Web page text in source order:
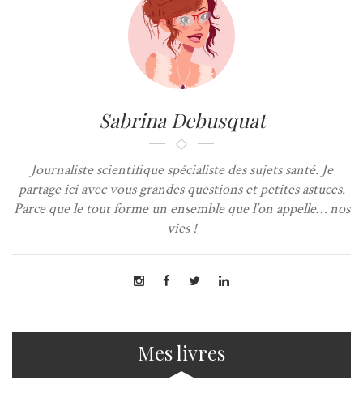
Sabrina Debusquat
Journaliste scientifique spécialiste des sujets santé. Je
partage ici avec vous grandes questions et petites astuces.
Parce que le tout forme un ensemble que l’on appelle… nos
vies !
Mes livres